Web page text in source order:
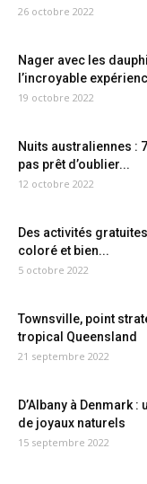
26 octobre 2022
Nager avec les
l’incroyable
19 octobre 2022
Nuits australiennes :
pas prêt d’oublier...
12 octobre 2022
Des activités
coloré et bien...
5 octobre 2022
Townsville, point
tropical Queensland
21 septembre 2022
D’Albany à Denmark
de joyaux naturels
15 septembre 2022